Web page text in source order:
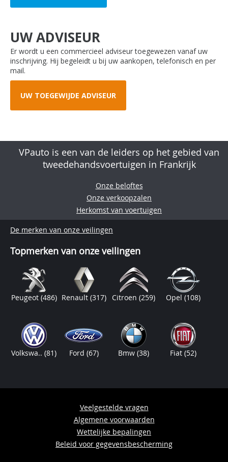
UW ADVISEUR
Er wordt u een commercieel adviseur toegewezen vanaf uw
inschrijving. Hij begeleidt u bij uw aankopen, telefonisch en per
mail.
UW TOEGEWIJDE ADVISEUR
VPauto is een van de leiders op het gebied van
tweedehandsvoertuigen in Frankrijk
Onze beloftes
Onze verkoopzalen
Herkomst van voertuigen
De merken van onze veilingen
Topmerken van onze veilingen
Peugeot (486) Renault (317) Citroen(259) Opel(108)
Volkswa..(81) Ford (67) Bmw(38) Fiat(52)
Veelgestelde vragen
Algemene voorwaarden
Wettelijke bepalingen
Beleid voor gegevensbescherming